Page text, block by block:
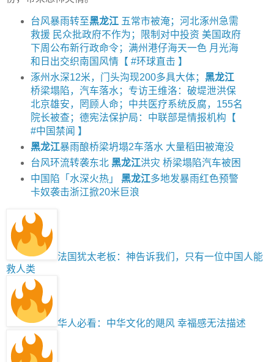
台风暴雨转至黑龙江 五常市被淹；河北涿州急需
救援 民众批政府不作为；限制对中投资 美国政府
下周公布新行政命令；满州港仔海天一色 月光海
和日出交织南国风情【 #环球直击 】
涿州水深12米，门头沟现200多具大体； 黑龙江
桥梁塌陷，汽车落水；专访王维洛：破堤泄洪保
北京雄安，罔顾人命；中共医疗系统反腐，155名
院长被查；德宪法保护局：中联部是情报机构【
#中国禁闻 】
黑龙江暴雨酿桥梁坍塌2车落水 大量稻田被淹没
台风环流转袭东北 黑龙江洪灾 桥梁塌陷汽车被困
中国陷「水深火热」 黑龙江多地发暴雨红色预警
卡奴袭击浙江掀20米巨浪
法国犹太老板：神告诉我们，只有一位中国人能
救人类
华人必看：中华文化的飓风 幸福感无法描述